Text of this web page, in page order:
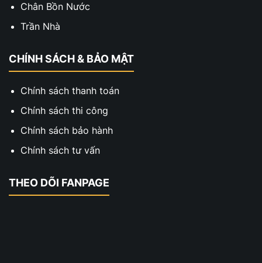
Chân Bồn Nước
Trần Nhà
CHÍNH SÁCH & BẢO MẬT
Chính sách thanh toán
Chính sách thi công
Chính sách bảo hành
Chính sách tư vấn
THEO DÕI FANPAGE